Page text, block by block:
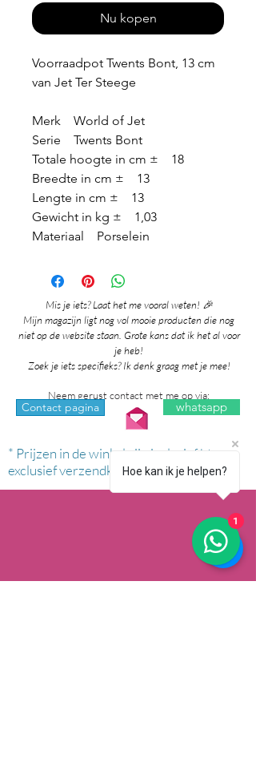
Nu kopen
Voorraadpot Twents Bont, 13 cm
van Jet Ter Steege
Merk World of Jet
Serie Twents Bont
Totale hoogte in cm ± 18
Breedte in cm ± 13
Lengte in cm ± 13
Gewicht in kg ± 1,03
Materiaal Porselein
Mis je iets? Laat het me vooral weten! 🎉
Mijn magazijn ligt nog vol mooie producten die nog
niet op de website staan. Grote kans dat ik het al voor
je heb!
Zoek je iets specifieks? Ik denk graag met je mee!
Neem gerust contact met me op via:
Contact pagina whatsapp
* Prijzen in de winkel zijn inclusief btw en
exclusief verzendkosten.Hoe kan ik je helpen?
1